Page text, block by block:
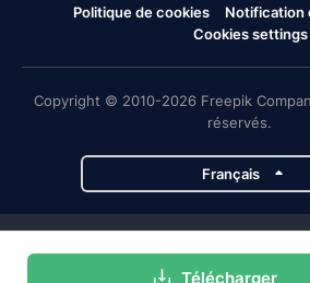
Télécharger
Politique de cookies
Notification
Cookies settings
Copyright © 2010-2026 Freepik
réservés.
Français